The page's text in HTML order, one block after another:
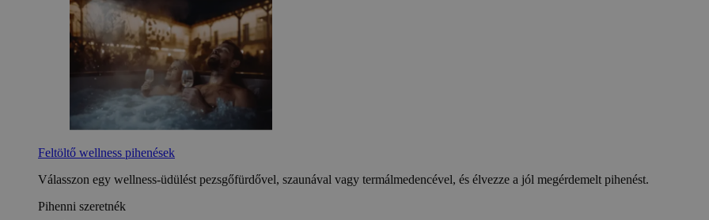
Feltöltő wellness pihenések
Válasszon egy wellness-üdülést pezsgőfürdővel, szaunával vagy termálmedencével, és élvezze a jól megérdemelt pihenést.
Pihenni szeretnék